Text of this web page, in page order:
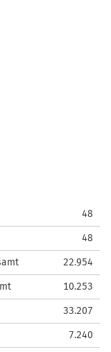
48
48
22.954
10.253
33.207
7.240